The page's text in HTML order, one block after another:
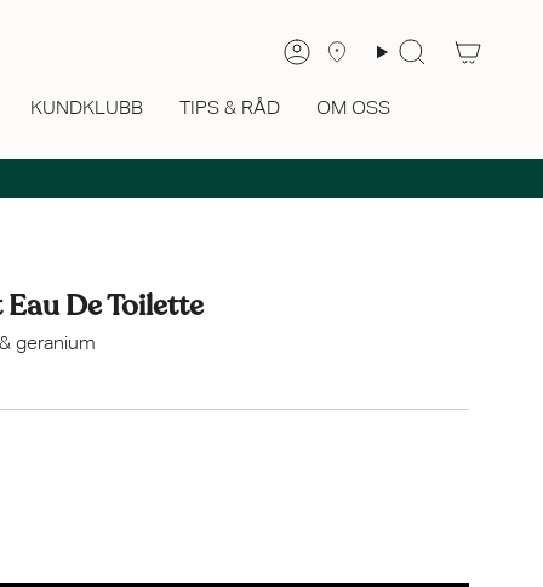
Konto Sök
KUNDKLUBB TIPS & RÅD OM OSS
De Toilette
geranium